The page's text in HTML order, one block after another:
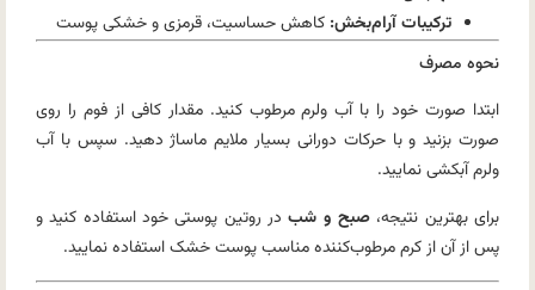
ترکیبات آرام‌بخش: کاهش حساسیت، قرمزی و خشکی پوست
نحوه مصرف
ابتدا صورت خود را با آب ولرم مرطوب کنید. مقدار کافی از فوم را روی
صورت بزنید و با حرکات دورانی بسیار ملایم ماساژ دهید. سپس با آب
ولرم آبکشی نمایید.
برای بهترین نتیجه، صبح و شبدر روتین پوستی خود استفاده کنید و
پس از آن از کرم مرطوب‌کننده مناسب پوست خشک استفاده نمایید.